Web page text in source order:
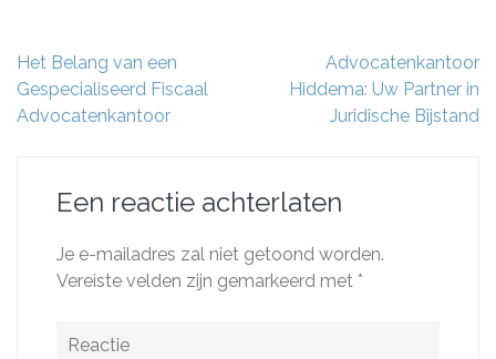
Berichtnavigatie
Het Belang van een
Gespecialiseerd Fiscaal
Advocatenkantoor
Advocatenkantoor
Hiddema: Uw Partner in
Juridische Bijstand
Een reactie achterlaten
Je e-mailadres zal niet getoond worden.
Vereiste velden zijn gemarkeerd met *
Reactie